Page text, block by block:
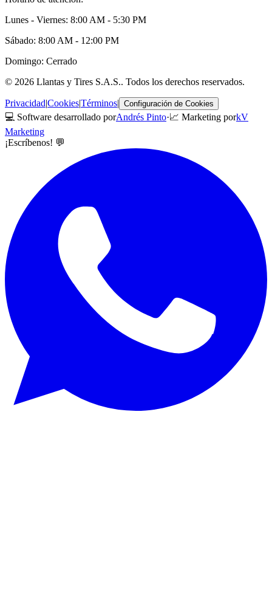
Lunes - Viernes: 8:00 AM - 5:30 PM
Sábado: 8:00 AM - 12:00 PM
Domingo: Cerrado
© 2026 Llantas y Tires S.A.S.. Todos los derechos reservados.
Privacidad|Cookies|Términos| Configuración de Cookies
💻 Software desarrollado porAndrés Pinto·📈 Marketing porkV
Marketing
¡Escríbenos! 💬